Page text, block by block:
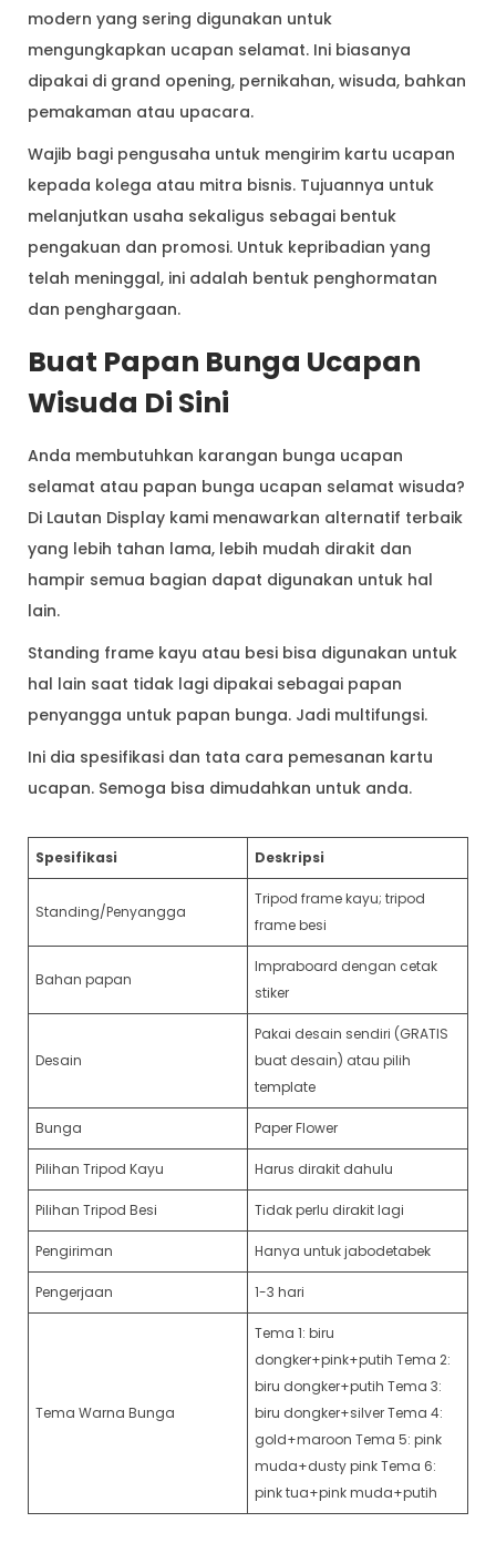
modern yang sering digunakan untuk
mengungkapkan ucapan selamat. Ini biasanya
dipakai di grand opening, pernikahan, wisuda, bahkan
pemakaman atau upacara.
Wajib bagi pengusaha untuk mengirim kartu ucapan
kepada kolega atau mitra bisnis. Tujuannya untuk
melanjutkan usaha sekaligus sebagai bentuk
pengakuan dan promosi. Untuk kepribadian yang
telah meninggal, ini adalah bentuk penghormatan
dan penghargaan.
Buat Papan Bunga Ucapan
Wisuda Di Sini
Anda membutuhkan karangan bunga ucapan
selamat atau papan bunga ucapan selamat wisuda?
Di Lautan Display kami menawarkan alternatif terbaik
yang lebih tahan lama, lebih mudah dirakit dan
hampir semua bagian dapat digunakan untuk hal
lain.
Standing frame kayu atau besi bisa digunakan untuk
hal lain saat tidak lagi dipakai sebagai papan
penyangga untuk papan bunga. Jadi multifungsi.
Ini dia spesifikasi dan tata cara pemesanan kartu
ucapan. Semoga bisa dimudahkan untuk anda.
Spesifikasi Deskripsi
Standing/Penyangga
Tripod frame kayu; tripod
frame besi
Bahan papan
Impraboard dengan cetak
stiker
Desain
Pakai desain sendiri (GRATIS
buat desain) atau pilih
template
Bunga Paper Flower
Pilihan Tripod Kayu Harus dirakit dahulu
Pilihan Tripod Besi Tidak perlu dirakit lagi
Pengiriman Hanya untuk jabodetabek
Pengerjaan 1-3 hari
Tema Warna Bunga
Tema 1: biru
dongker+pink+putih Tema 2:
biru dongker+putih Tema 3:
biru dongker+silver Tema 4:
gold+maroon Tema 5: pink
muda+dusty pink Tema 6:
pink tua+pink muda+putih